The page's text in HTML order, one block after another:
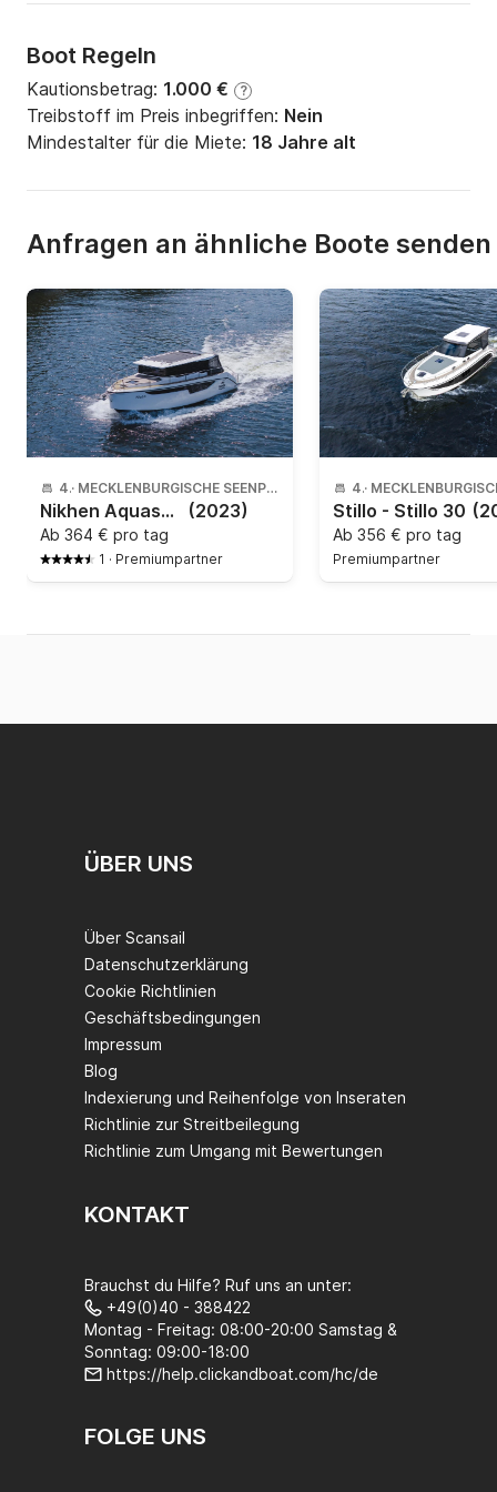
Übernachtungen beträgt und der Aufschlag bei
Übernachtungen von 3-6 15 % Nächten beträgt.
In den Saison D, E und F beträgt die
Boot Regeln
Kautionsbetrag: 1.000 € ?
Treibstoff im Preis inbegriffen: Nein
Mindestalter für die Miete: 18 Jahre alt
Anfragen an ähnliche Boote senden
4
· MECKLENBURGISCHE SEENPLATTE
Nikhen Aquasun 34 - Nikhen Aquasun 34 (2023)
Ab 364 € pro tag
1 · Premiumpartner
4
·
Stillo - Stillo 30
Ab 356 € pro tag
Premiumpartner
ÜBER UNS
Über Scansail
Datenschutzerklärung
Cookie Richtlinien
Geschäftsbedingungen
Impressum
Blog
Indexierung und Reihenfolge von Inseraten
Richtlinie zur Streitbeilegung
Richtlinie zum Umgang mit Bewertungen
KONTAKT
Brauchst du Hilfe? Ruf uns an unter:
+49(0)40 - 388422
Montag - Freitag: 08:00-20:00 Samstag &
Sonntag: 09:00-18:00
https://help.clickandboat.com/hc/de
FOLGE UNS